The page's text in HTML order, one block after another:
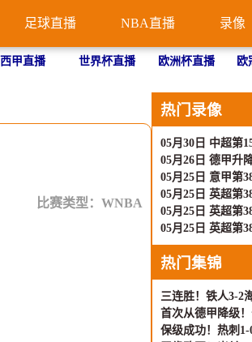
足球直播 NBA直播 录像
西甲直播 世界杯直播 欧洲杯直播 欧
比赛类型： WNBA
热门录像
05月25日 英超第
05月25日 英超第
热门集锦